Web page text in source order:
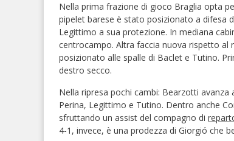
Nella prima frazione di gioco Braglia opta
pipelet barese è stato posizionato a difesa
Legittimo a sua protezione. In mediana
centrocampo. Altra faccia nuova rispetto al
posizionato alle spalle di Baclet e Tutino.
destro secco.
Nella ripresa pochi cambi: Bearzotti
Perina, Legittimo e Tutino. Dentro anche
sfruttando un assist del compagno di
4-1, invece, è una prodezza di Giorgió che